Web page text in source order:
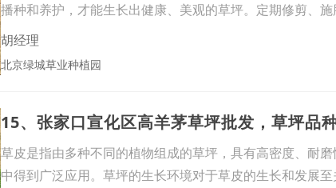
播种和养护，才能生长出健康、美观的草坪。定期修剪、
是保
胡经理
北京绿城草业种植园
草皮是指由多种不同的植物组成的草坪，具有高密度、耐
中得到广泛应用。草坪的生长环境对于草皮的生长和发展